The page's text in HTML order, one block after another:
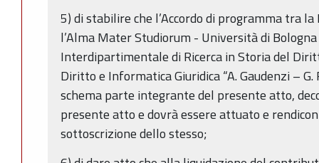
5) di stabilire che l’Accordo di programma tra
l’Alma Mater Studiorum - Università di
Interdipartimentale di Ricerca in Storia del
Diritto e Informatica Giuridica “A. Gaudenzi – G.
schema parte integrante del presente atto,
presente atto e dovrà essere attuato e
sottoscrizione dello stesso;